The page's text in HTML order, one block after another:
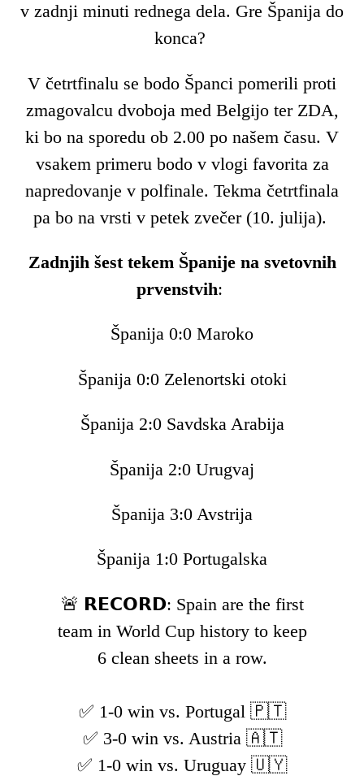
v zadnji minuti rednega dela. Gre Španija do
konca?
V četrtfinalu se bodo Španci pomerili proti
zmagovalcu dvoboja med Belgijo ter ZDA,
ki bo na sporedu ob 2.00 po našem času. V
vsakem primeru bodo v vlogi favorita za
napredovanje v polfinale. Tekma četrtfinala
pa bo na vrsti v petek zvečer (10. julija).
Zadnjih šest tekem Španije na svetovnih
prvenstvih:
Španija 0:0 Maroko
Španija 0:0 Zelenortski otoki
Španija 2:0 Savdska Arabija
Španija 2:0 Urugvaj
Španija 3:0 Avstrija
Španija 1:0 Portugalska
🚨 𝗥𝗘𝗖𝗢𝗥𝗗: Spain are the first
team in World Cup history to keep
6 clean sheets in a row.
✅ 1-0 win vs. Portugal 🇵🇹
✅ 3-0 win vs. Austria 🇦🇹
✅ 1-0 win vs. Uruguay 🇺🇾